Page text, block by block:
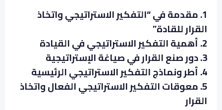
1. مقدمة في “التفكير الاستراتيجي واتخاذ
القرار للقادة”
2. أهمية التفكير الاستراتيجي في القيادة
3. دور صنع القرار في صياغة الإستراتيجية
4. أطر ونماذج التفكير الاستراتيجي الرئيسية
5. معوقات التفكير الاستراتيجي الفعال واتخاذ
القرار